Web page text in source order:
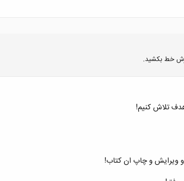
خط بکشید.
تلاش کنیم!
ویرایش و چاپ ان کتاب!